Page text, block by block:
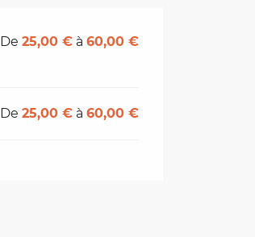
De25,00 € à60,00 €
De25,00 € à60,00 €